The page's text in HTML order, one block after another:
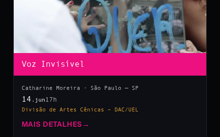
Voz Invisível
Catharine Moreira · São Paulo — SP
14 .jun 17h
Divisão de Artes Cênicas – DAC/UEL
MAIS DETALHES →